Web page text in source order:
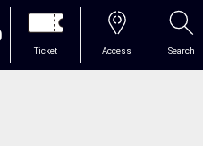
Ticket Access Search